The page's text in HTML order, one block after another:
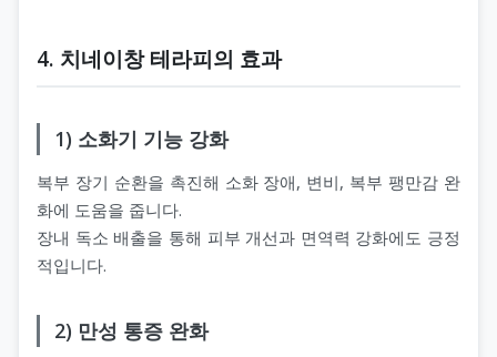
4. 치네이창 테라피의 효과
1) 소화기 기능 강화
복부 장기 순환을 촉진해 소화 장애, 변비, 복부 팽만감 완
화에 도움을 줍니다.
장내 독소 배출을 통해 피부 개선과 면역력 강화에도 긍정
적입니다.
2) 만성 통증 완화